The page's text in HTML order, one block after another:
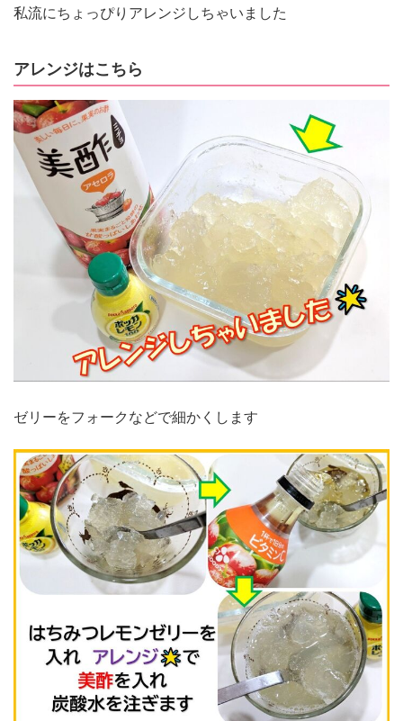
私流にちょっぴりアレンジしちゃいました
アレンジはこちら
ゼリーをフォークなどで細かくします